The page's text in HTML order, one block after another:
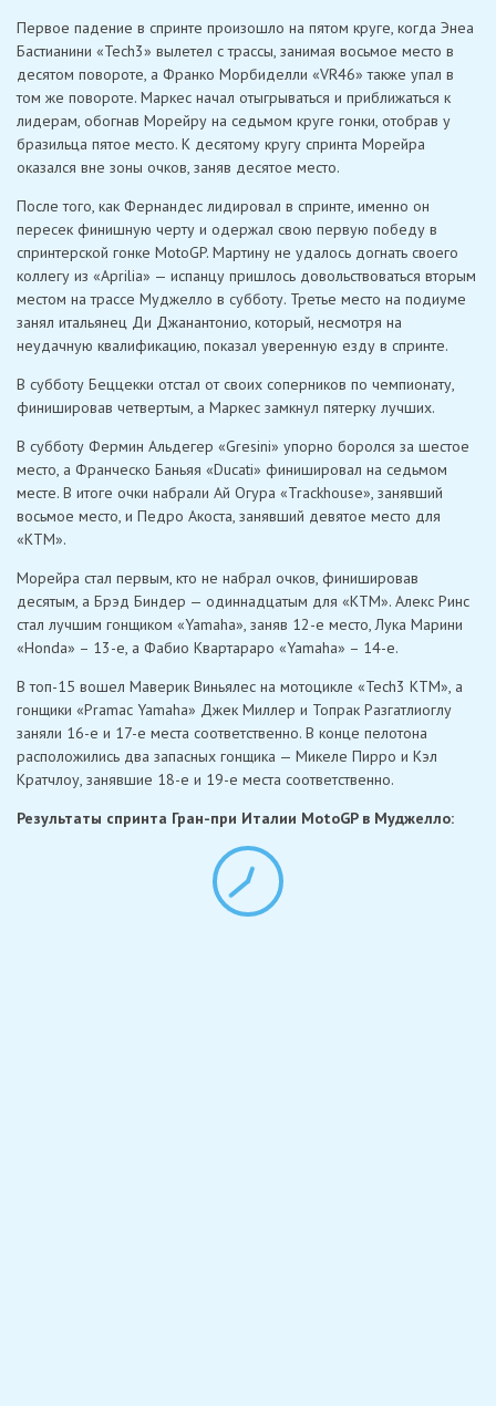
Первое падение в спринте произошло на пятом круге, когда Энеа
Бастианини «Tech3» вылетел с трассы, занимая восьмое место в
десятом повороте, а Франко Морбиделли «VR46» также упал в
том же повороте. Маркес начал отыгрываться и приближаться к
лидерам, обогнав Морейру на седьмом круге гонки, отобрав у
бразильца пятое место. К десятому кругу спринта Морейра
оказался вне зоны очков, заняв десятое место.
После того, как Фернандес лидировал в спринте, именно он
пересек финишную черту и одержал свою первую победу в
спринтерской гонке MotoGP. Мартину не удалось догнать своего
коллегу из «Aprilia» — испанцу пришлось довольствоваться вторым
местом на трассе Муджелло в субботу. Третье место на подиуме
занял итальянец Ди Джанантонио, который, несмотря на
неудачную квалификацию, показал уверенную езду в спринте.
В субботу Беццекки отстал от своих соперников по чемпионату,
финишировав четвертым, а Маркес замкнул пятерку лучших.
В субботу Фермин Альдегер «Gresini» упорно боролся за шестое
место, а Франческо Баньяя «Ducati» финишировал на седьмом
месте. В итоге очки набрали Ай Огура «Trackhouse», занявший
восьмое место, и Педро Акоста, занявший девятое место для
«KTM».
Морейра стал первым, кто не набрал очков, финишировав
десятым, а Брэд Биндер — одиннадцатым для «KTM». Алекс Ринс
стал лучшим гонщиком «Yamaha», заняв 12-е место, Лука Марини
«Honda» – 13-е, а Фабио Квартараро «Yamaha» – 14-е.
В топ-15 вошел Маверик Виньялес на мотоцикле «Tech3 KTM», а
гонщики «Pramac Yamaha» Джек Миллер и Топрак Разгатлиоглу
заняли 16-е и 17-е места соответственно. В конце пелотона
расположились два запасных гонщика — Микеле Пирро и Кэл
Кратчлоу, занявшие 18-е и 19-е места соответственно.
Результаты спринта Гран-при Италии MotoGP в Муджелло: